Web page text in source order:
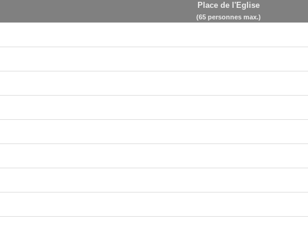
Place de l'Eglise
(65 personnes max.)